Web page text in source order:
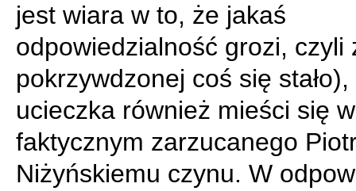
jest wiara w to, że jakaś
odpowiedzialność grozi, czyli
pokrzywdzonej coś się
ucieczka również mieści się
faktycznym zarzucanego
Niżyńskiemu czynu. W